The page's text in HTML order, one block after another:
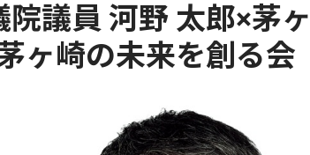
議員 河野 太郎×茅
ヶ崎の未来を創る会